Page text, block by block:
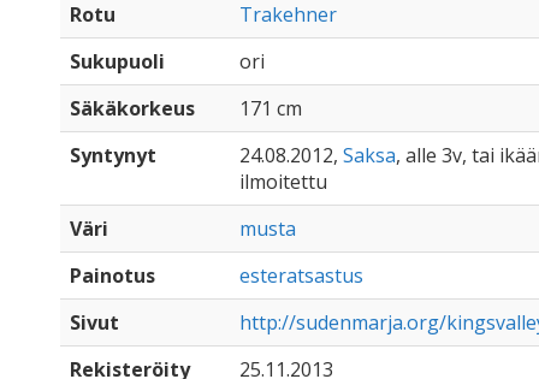
Rotu
Trakehner
Sukupuoli
ori
Säkäkorkeus
171 cm
Syntynyt
24.08.2012, Saksa, alle 3v, tai
ilmoitettu
Väri
musta
Painotus
esteratsastus
Sivut
http://sudenmarja.org/
Rekisteröity
25.11.2013